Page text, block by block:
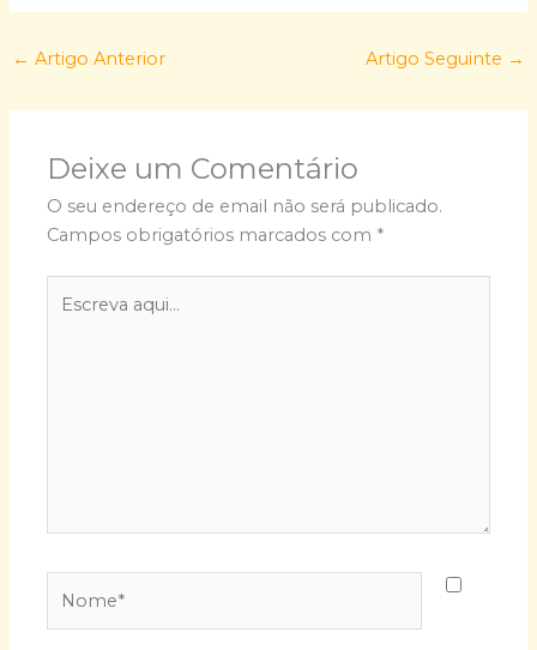
← Artigo Anterior Artigo Seguinte →
Deixe um Comentário
O seu endereço de email não será publicado.
Campos obrigatórios marcados com *
aqui...